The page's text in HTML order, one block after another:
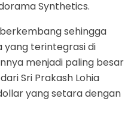
Synthetics.
sehingga
yang terintegrasi di
menjadi paling besar
Sri Prakash Lohia
yang setara dengan